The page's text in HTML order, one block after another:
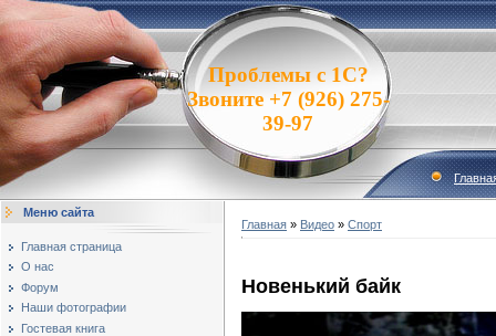
Проблемы с 1С?
Звоните +7 (926) 275-
39-97
Меню сайта
Главная страница
О нас
Форум
Наши фотографии
Гостевая книга
Главная » Видео » Спорт
Новенький байк